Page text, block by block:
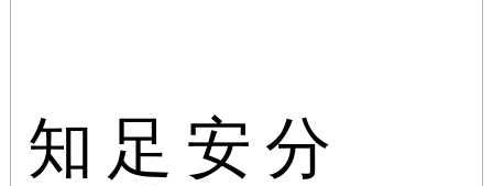
知足安分